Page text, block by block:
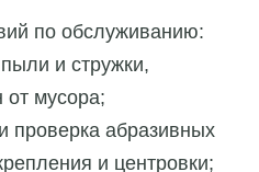
по обслуживанию:
и стружки,
от мусора;
проверка абразивных
и центровки;